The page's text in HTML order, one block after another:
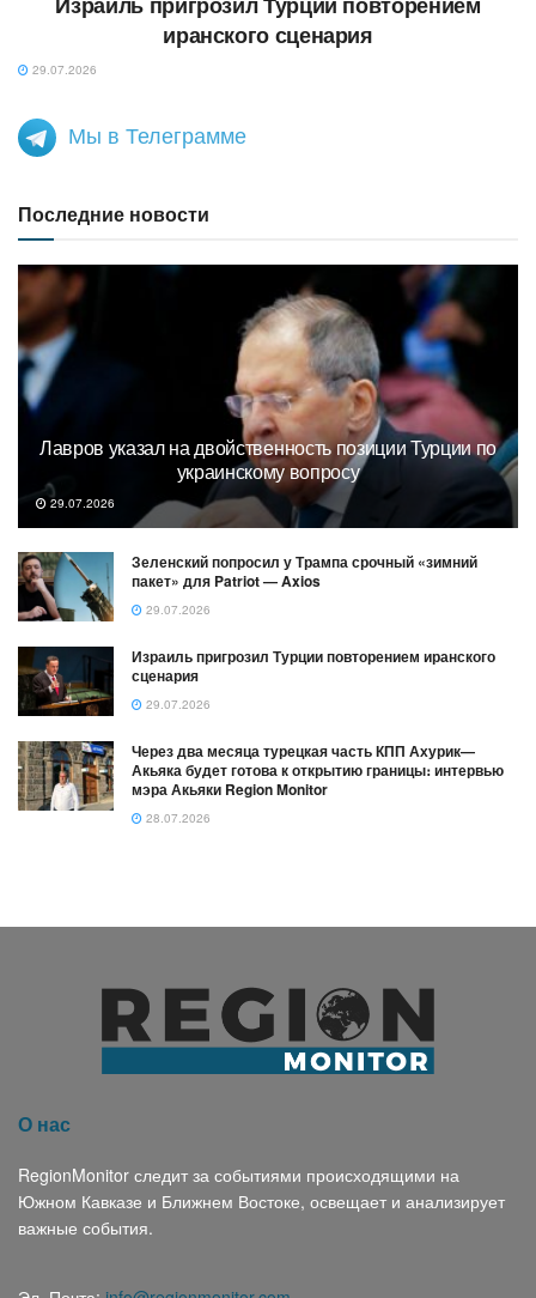
иранского сценария
29.07.2026
Мы в Телеграмме
Последние новости
Лавров указал на двойственность позиции Турции по
украинскому вопросу
29.07.2026
Зеленский попросил у Трампа срочный «зимний
пакет» для Patriot — Axios
29.07.2026
Израиль пригрозил Турции повторением иранского
сценария
29.07.2026
Через два месяца турецкая часть КПП Ахурик—
Акьяка будет готова к открытию границы։ интервью
мэра Акьяки Region Monitor
28.07.2026
О нас
RegionMonitor следит за событиями происходящими на
Южном Кавказе и Ближнем Востоке, освещает и анализирует
важные события.